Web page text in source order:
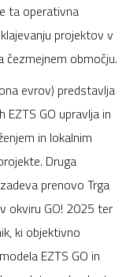
ta operativna
projektov v
čezmejnem območju.
evrov) predstavlja
GO upravlja in
in lokalnim
Druga
prenovo Trga
okviru GO! 2025 ter
ki objektivno
EZTS GO in